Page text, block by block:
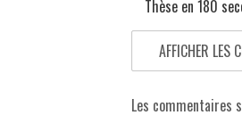
Thèse en 180
AFFICHER LES
Les commentaires